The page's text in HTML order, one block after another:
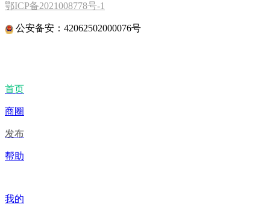
鄂ICP备2021008778号-1
公安备安：42062502000076号
首页
商圈
发布
帮助
我的